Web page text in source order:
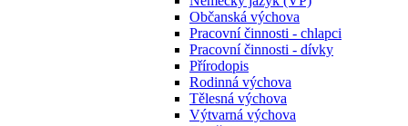
Občanská výchova
Pracovní činnosti - chlapci
Pracovní činnosti - dívky
Přírodopis
Rodinná výchova
Tělesná výchova
Výtvarná výchova